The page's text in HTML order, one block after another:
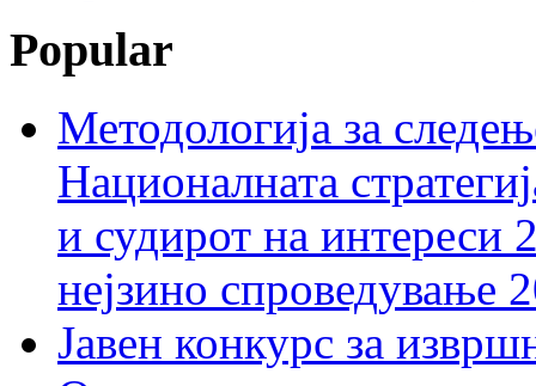
Popular
Методологија за
Националната
и судирот на интереси
нејзино спроведување
Јавен конкурс за